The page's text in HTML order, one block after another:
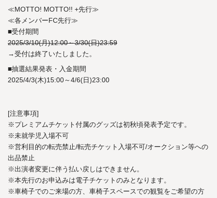
≪MOTTO! MOTTO!! +先行≫
≪各メンバーFC先行≫
■受付期間
2025/3/10(月)12:00～3/30(日)23:59
→受付は終了いたしました。
■抽選結果発表・入金期間
2025/4/3(木)15:00～4/6(日)23:00
[注意事項]
※プレミアムチケット付属のグッズは初秋頃発表予定です。
※未就学児入場不可
※営利目的の転売禁止/転売チケット入場不可/オークション等への
出品禁止
※出演者変更に伴う払い戻しはできません。
※本先行のお申込みは電子チケットのみとなります。
※車椅子でのご来場の方、車椅子スペースでの観覧をご希望の方